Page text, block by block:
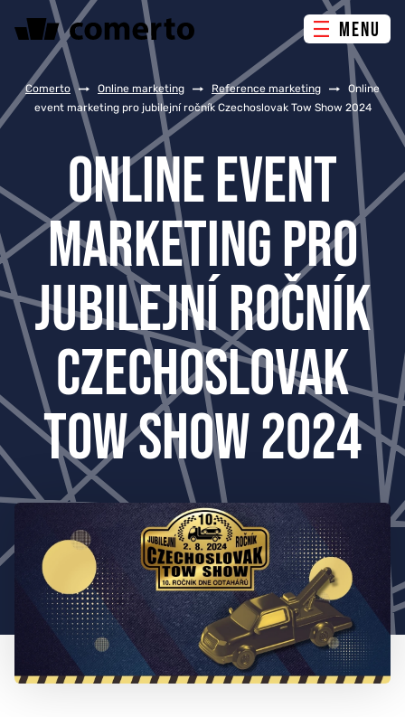
MENU
ONLINE MARKETING
TVORBA WEBU
PORADENSTVÍ & ŠKOLENÍ
REFERENCE
O NÁS
KONTAKTY
777 353 464
Comerto / Online marketing / Reference marketing /
Online
event marketing pro jubilejní ročník Czechoslovak Tow Show 2024
ONLINE EVENT
MARKETING PRO
JUBILEJNÍ ROČNÍK
CZECHOSLOVAK
TOW SHOW 2024